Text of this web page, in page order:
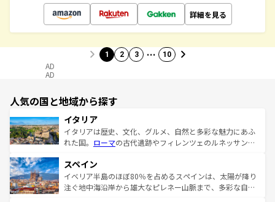
詳細を見る
1 2 3 … 10
AD
AD
人気の国と地域から探す
イタリア
イタリアは歴史、文化、グルメ、自然と多彩な魅力にあふ
れた国。 ローマの古代遺跡やフィレンツェのルネッサンス
ろん、トスカーナの美しい田園風景やアマルフィ海岸の絶
景など、自然景観も見逃せない。観光の合間には、本場の
ピザやパスタなど、絶品のイタリア料理を堪能することも
スペイン
イベリア半島のほぼ80％を占めるスペインは、太陽が降り
注ぐ地中海沿岸から雄大なピレネー山脈まで、多彩な自然